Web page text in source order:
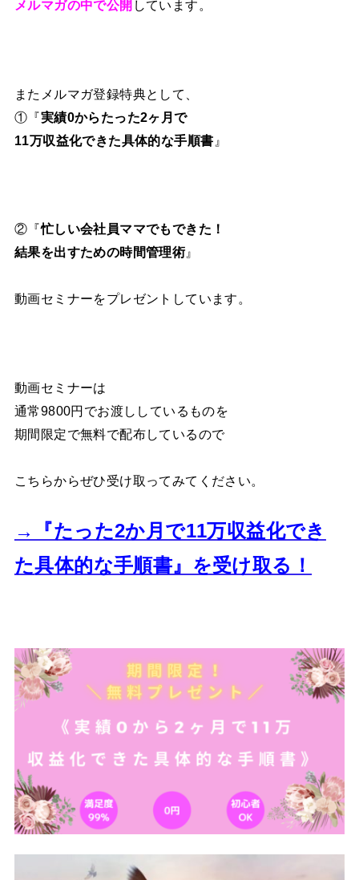
メルマガの中で公開 しています。
またメルマガ登録特典として、
①『実績0からたった2ヶ月で
11万収益化できた具体的な手順書 』
②『忙しい会社員ママでもできた！
結果を出すための時間管理術』
動画セミナーをプレゼントしています。
動画セミナーは
通常9800円でお渡ししているものを
期間限定で無料で配布しているので
こちらからぜひ受け取ってみてください。
→『たった2か月で11万収益化でき
た具体的な手順書』を受け取る！